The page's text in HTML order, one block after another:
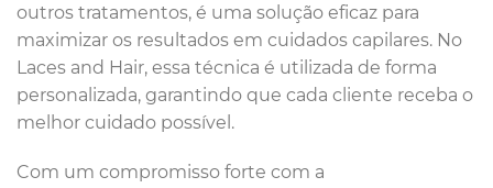
outros tratamentos, é uma solução eficaz para
maximizar os resultados em cuidados capilares. No
Laces and Hair, essa técnica é utilizada de forma
personalizada, garantindo que cada cliente receba o
melhor cuidado possível.
Com um compromisso forte com a